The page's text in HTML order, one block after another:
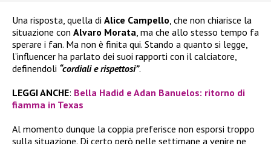
Una risposta, quella di Alice Campello , che non chiarisce la
situazione con Alvaro Morata , ma che allo stesso tempo fa
sperare i fan. Ma non è finita qui. Stando a quanto si legge,
l’influencer ha parlato dei suoi rapporti con il calciatore,
definendoli “cordiali e rispettosi”.
LEGGI ANCHE: Bella Hadid e Adan Banuelos: ritorno di
fiamma in Texas
Al momento dunque la coppia preferisce non esporsi troppo
sulla situazione. Di certo però nelle settimane a venire ne